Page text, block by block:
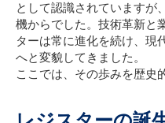
として認識されていますが
機からでした。技術革新と
ターは常に進化を続け、現
へと変貌してきました。
ここでは、その歩みを歴史